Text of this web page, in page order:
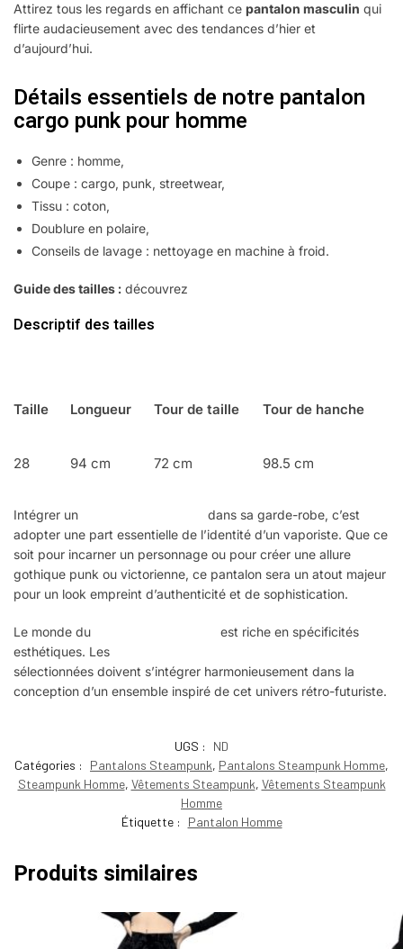
Attirez tous les regards en affichant ce pantalon masculin qui
flirte audacieusement avec des tendances d’hier et
d’aujourd’hui.
Détails essentiels de notre pantalon
cargo punk pour homme
Genre : homme,
Coupe : cargo, punk, streetwear,
Tissu : coton,
Doublure en polaire,
Conseils de lavage : nettoyage en machine à froid.
Guide des tailles : découvrez
Descriptif des tailles
Taille Longueur Tour de taille Tour de hanche
28 94 cm 72 cm 98.5 cm
Intégrer un
dans sa garde-robe, c’est
adopter une part essentielle de l’identité d’un vaporiste. Que ce
soit pour incarner un personnage ou pour créer une allure
gothique punk ou victorienne, ce pantalon sera un atout majeur
pour un look empreint d’authenticité et de sophistication.
Le monde du
est riche en spécificités
esthétiques. Les
sélectionnées doivent s’intégrer harmonieusement dans la
conception d’un ensemble inspiré de cet univers rétro-futuriste.
UGS :
ND
Catégories :
Pantalons Steampunk, Pantalons Steampunk Homme,
Steampunk Homme, Vêtements Steampunk, Vêtements Steampunk
Homme
Étiquette :
Pantalon Homme
Produits similaires